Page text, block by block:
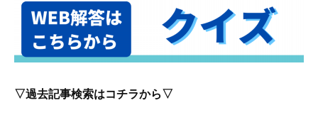
▽過去記事検索はコチラから▽